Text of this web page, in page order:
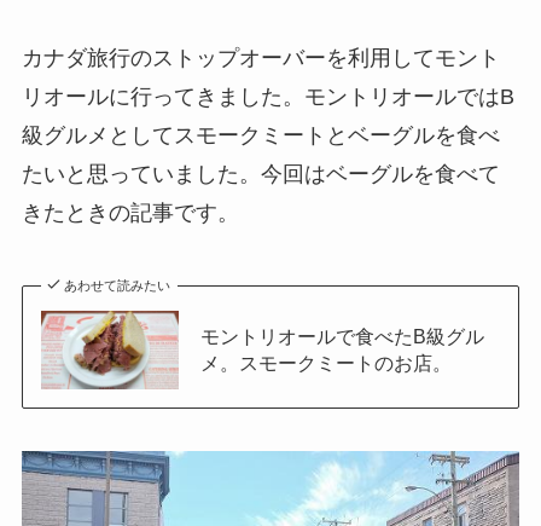
カナダ旅行のストップオーバーを利用してモント
リオールに行ってきました。モントリオールではB
級グルメとしてスモークミートとベーグルを食べ
たいと思っていました。今回はベーグルを食べて
きたときの記事です。
あわせて読みたい
モントリオールで食べたB級グル
メ。スモークミートのお店。